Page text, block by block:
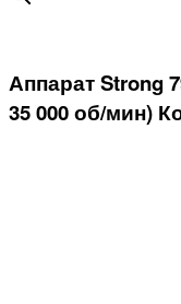
Аппарат Strong
35 000 об/мин)